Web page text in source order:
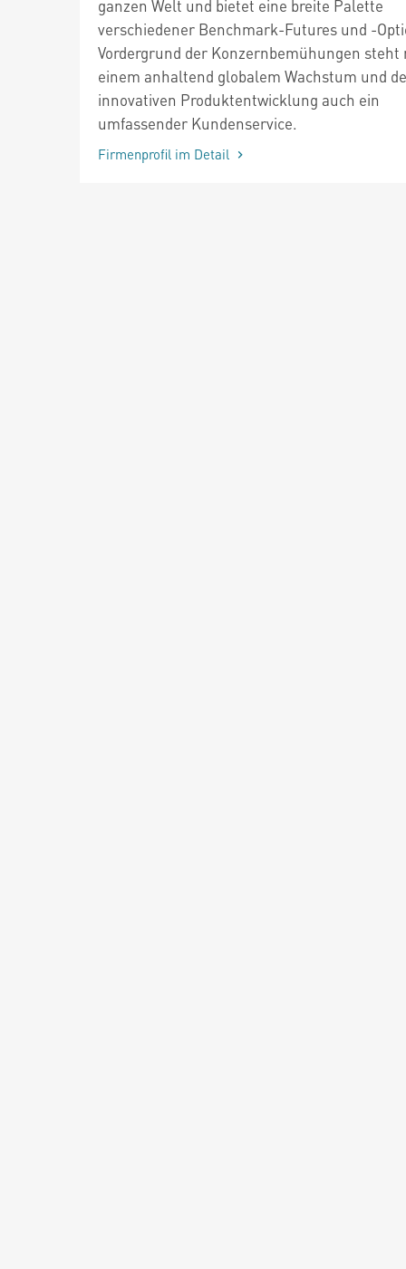
ganzen Welt und bietet eine breite Palette
verschiedener Benchmark-Futures und -
Vordergrund der Konzernbemühungen steht
einem anhaltend globalem Wachstum und
innovativen Produktentwicklung auch ein
umfassender Kundenservice.
Firmenprofil im Detail